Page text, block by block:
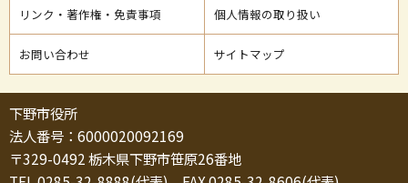
リンク・著作権・免責事項 個人情報の取り扱い
お問い合わせ サイトマップ
下野市役所
法人番号：6000020092169
〒329-0492 栃木県下野市笹原26番地